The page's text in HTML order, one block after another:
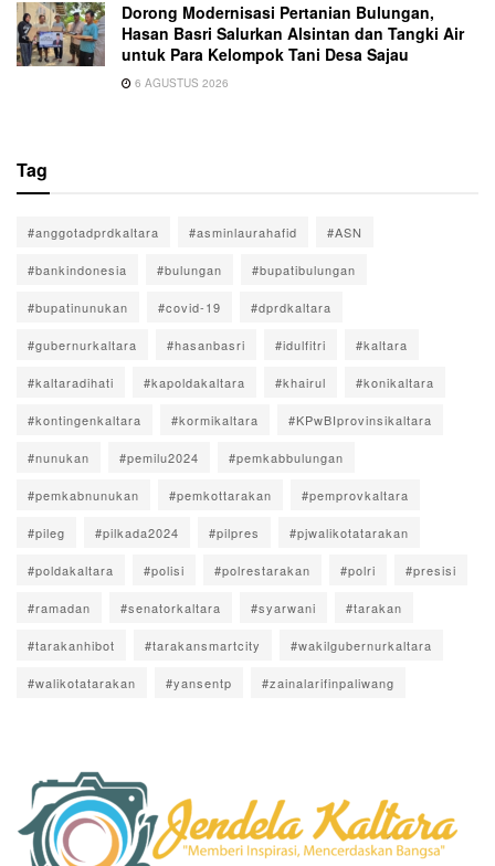
Dorong Modernisasi Pertanian Bulungan,
Hasan Basri Salurkan Alsintan dan Tangki Air
untuk Para Kelompok Tani Desa Sajau
6 AGUSTUS 2026
Tag
#anggotadprdkaltara #asminlaurahafid #ASN
#bankindonesia #bulungan #bupatibulungan
#bupatinunukan #covid-19 #dprdkaltara
#gubernurkaltara #hasanbasri #idulfitri #kaltara
#kaltaradihati #kapoldakaltara #khairul #konikaltara
#kontingenkaltara #kormikaltara #KPwBIprovinsikaltara
#nunukan #pemilu2024 #pemkabbulungan
#pemkabnunukan #pemkottarakan #pemprovkaltara
#pileg #pilkada2024 #pilpres #pjwalikotatarakan
#poldakaltara #polisi #polrestarakan #polri #presisi
#ramadan #senatorkaltara #syarwani #tarakan
#tarakanhibot #tarakansmartcity #wakilgubernurkaltara
#walikotatarakan #yansentp #zainalarifinpaliwang